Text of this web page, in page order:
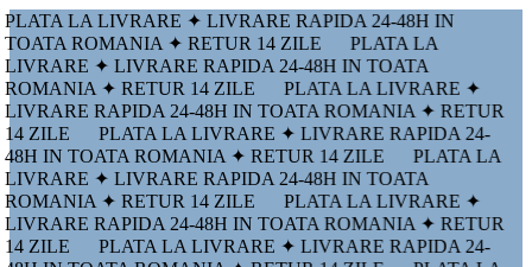
PLATA LA LIVRARE ✦ LIVRARE RAPIDA 24-48H IN
TOATA ROMANIA ✦ RETUR 14 ZILE
PLATA LA
LIVRARE ✦ LIVRARE RAPIDA 24-48H IN TOATA
ROMANIA ✦ RETUR 14 ZILE
PLATA LA LIVRARE ✦
LIVRARE RAPIDA 24-48H IN TOATA ROMANIA ✦ RETUR
14 ZILE
PLATA LA LIVRARE ✦ LIVRARE RAPIDA 24-
48H IN TOATA ROMANIA ✦ RETUR 14 ZILE
PLATA LA
LIVRARE ✦ LIVRARE RAPIDA 24-48H IN TOATA
ROMANIA ✦ RETUR 14 ZILE
PLATA LA LIVRARE ✦
LIVRARE RAPIDA 24-48H IN TOATA ROMANIA ✦ RETUR
14 ZILE
PLATA LA LIVRARE ✦ LIVRARE RAPIDA 24-